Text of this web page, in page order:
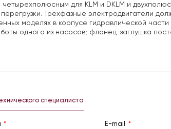
для KLM и DKLM и
Трехфазные электродвигатели
моделях в корпусе гидравлической
одного из насосов; фланец-заглушка
специалиста
E-mail